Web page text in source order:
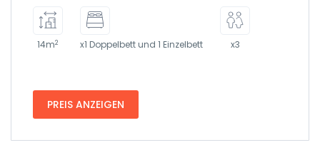
14m2 x1 Doppelbett und 1 Einzelbett x3
PREIS ANZEIGEN